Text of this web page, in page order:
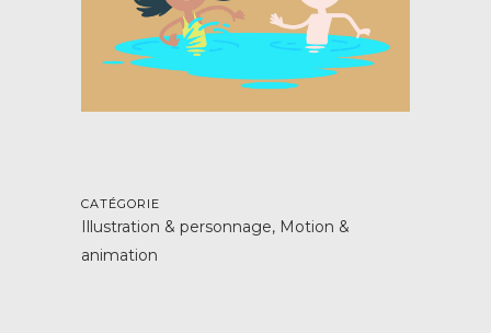
CATÉGORIE
Illustration & personnage, Motion &
animation